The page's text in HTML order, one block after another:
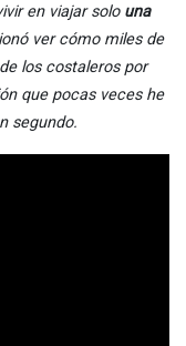
en viajar solouna
ver cómo miles de
los costaleros por
que pocas veces he
segundo.